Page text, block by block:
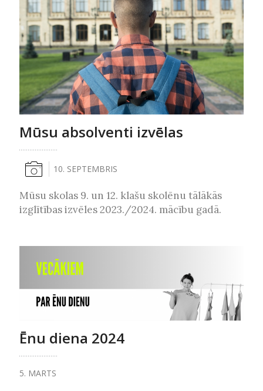
Mūsu absolventi izvēlas
10. SEPTEMBRIS
Mūsu skolas 9. un 12. klašu skolēnu tālākās
izglītības izvēles 2023./2024. mācību gadā.
Ēnu diena 2024
5. MARTS